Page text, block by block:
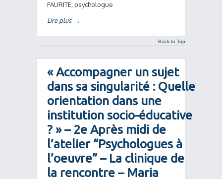
FAURITE, psychologue
Lire plus →
Back to Top
« Accompagner un sujet
dans sa singularité : Quelle
orientation dans une
institution socio-éducative
? » – 2e Après midi de
l’atelier “Psychologues à
l’oeuvre” – La clinique de
la rencontre – Maria